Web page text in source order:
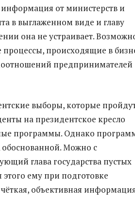
от министерств и
в выглаженном виде и главу
она не устраивает.
процессы, происходящие в
предпринимателей
выборы, которые
на президентское кресло
программы. Однако
Можно с
глава государства пустых
ему при подготовке
объективная